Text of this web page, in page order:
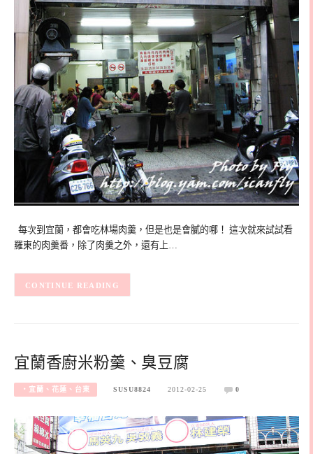
每次到宜蘭，都會吃林場肉羹，但是也是會膩的哪！ 這次就來試試看
羅東的肉羹番，除了肉羹之外，還有上…
CONTINUE READING
宜蘭香廚米粉羹、臭豆腐
‧宜蘭、花蓮、台東 SUSU8824 2012-02-25 0